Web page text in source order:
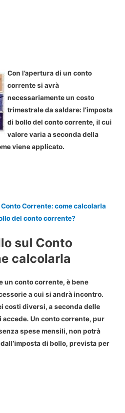
Con l’apertura di un conto
corrente si avrà
necessariamente un costo
trimestrale da saldare: l’imposta
di bollo del conto corrente, il cui
valore varia a seconda della
viene applicato.
Corrente: come calcolarla
del conto corrente?
sul Conto
calcolarla
un conto corrente, è bene
a cui si andrà incontro.
costi diversi, a seconda delle
accede. Un conto corrente, pur
spese mensili, non potrà
di bollo, prevista per